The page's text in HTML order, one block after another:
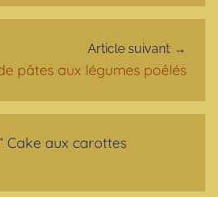
Article suivant
pâtes aux légumes poêlés
Cake aux carottes